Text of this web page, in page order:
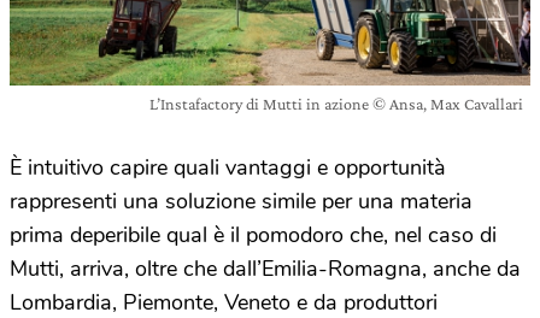
L’Instafactory di Mutti in azione © Ansa, Max Cavallari
È intuitivo capire quali vantaggi e opportunità
rappresenti una soluzione simile per una materia
prima deperibile qual è il pomodoro che, nel caso di
Mutti, arriva, oltre che dall’Emilia-Romagna, anche da
Lombardia, Piemonte, Veneto e da produttori